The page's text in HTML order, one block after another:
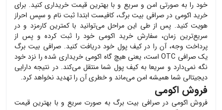
خود را به صورتی امن و سریع و با بهترین قیمت خریداری کنید. برای
خرید اکومی در صرافی بیت برگ، کافیست ابتدا ثبت نام و سپس احراز
هویت کنید. پس از طی این مراحل می‌توانید با کمترین کارمزد و در
سریع‌ترین زمان، سفارش خرید اکومی خود را ثبت کرده و پس از
پرداخت وجه، آن را در کیف پول خود دریافت کنید. صرافی بیت برگ
یک صرافی OTC است، یعنی هیچ گاه
اکومی خریداری شده را نزد خود
نگه نمی‌دارد و سریعا به کیف پول شما منتقل می‌کند. در نتیجه دارایی
دیجیتالی شما همیشه امن می‌ماند و خطری آن را تهدید نخواهد کرد.
فروش اکومی
فروش اکومی در صرافی بیت برگ به صورت سریع و با بهترین قیمت